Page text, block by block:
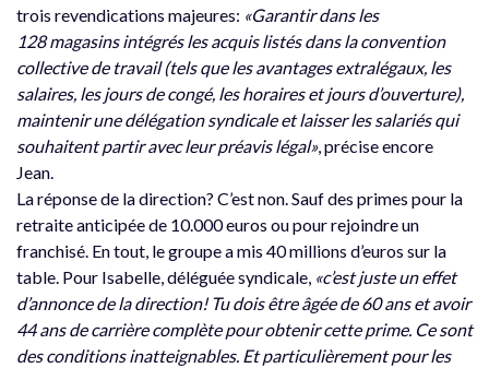
trois revendications majeures: «Garantir dans les
128 magasins intégrés les acquis listés dans la convention
collective de travail (tels que les avantages extralégaux, les
salaires, les jours de congé, les horaires et jours d’ouverture),
maintenir une délégation syndicale et laisser les salariés qui
souhaitent partir avec leur préavis légal», précise encore
Jean.
La réponse de la direction? C’est non. Sauf des primes pour la
retraite anticipée de 10.000 euros ou pour rejoindre un
franchisé. En tout, le groupe a mis 40 millions d’euros sur la
table. Pour Isabelle, déléguée syndicale, «c’est juste un effet
d’annonce de la direction! Tu dois être âgée de 60 ans et avoir
44 ans de carrière complète pour obtenir cette prime. Ce sont
des conditions inatteignables. Et particulièrement pour les